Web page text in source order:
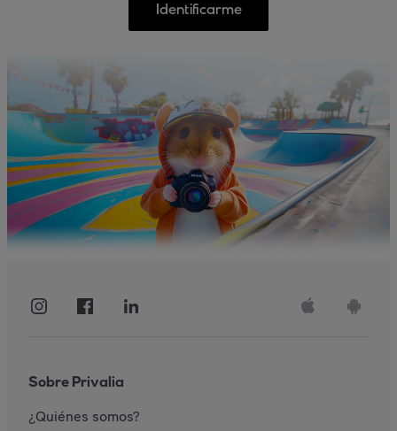
Identificarme
Sobre Privalia
¿Quiénes somos?